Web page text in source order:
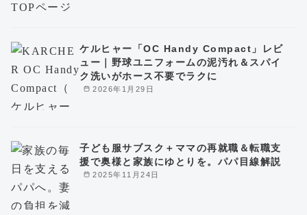
2026年1月29日
ケルヒャー「OC Handy Compact」レビ
ュー｜野球ユニフォームの泥汚れ＆スパイ
ク洗いがホース不要でラクに
2025年11月24日
子ども服サブスク＋ママの再就職＆転職支
援で奥様と家族にゆとりを。パパ目線解説